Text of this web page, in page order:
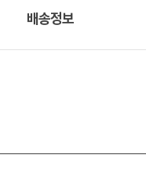
배송정보